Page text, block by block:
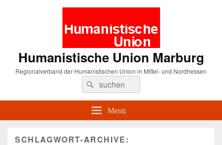
Humanistische Union Marburg
Regionalverband der Humanistischen Union in Mittel- und Nordhessen
Suche
nach:
Suchen
Menü
SCHLAGWORT-ARCHIVE: